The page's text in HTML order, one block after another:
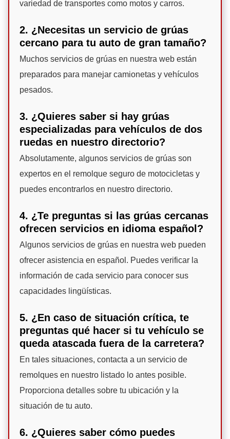
variedad de transportes como motos y carros.
2. ¿Necesitas un servicio de grúas
cercano para tu auto de gran tamaño?
Muchos servicios de grúas en nuestra web están
preparados para manejar camionetas y vehículos
pesados.
3. ¿Quieres saber si hay grúas
especializadas para vehículos de dos
ruedas en nuestro directorio?
Absolutamente, algunos servicios de grúas son
expertos en el remolque seguro de motocicletas y
puedes encontrarlos en nuestro directorio.
4. ¿Te preguntas si las grúas cercanas
ofrecen servicios en idioma español?
Algunos servicios de grúas en nuestra web pueden
ofrecer asistencia en español. Puedes verificar la
información de cada servicio para conocer sus
capacidades lingüísticas.
5. ¿En caso de situación crítica, te
preguntas qué hacer si tu vehículo se
queda atascada fuera de la carretera?
En tales situaciones, contacta a un servicio de
remolques en nuestro listado lo antes posible.
Proporciona detalles sobre tu ubicación y la
situación de tu auto.
6. ¿Quieres saber cómo puedes